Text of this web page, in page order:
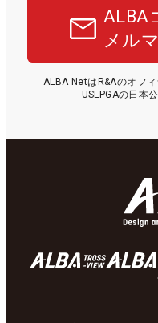
ALBA
メル
ALBA NetはR&Aのオフ
USLPGAの日本